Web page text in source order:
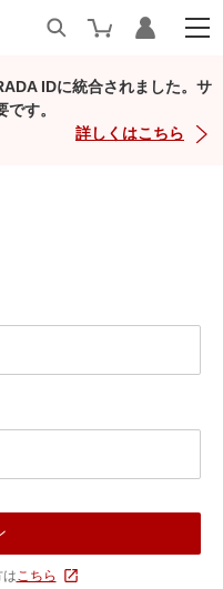
IDに統合されました。サ
す。
詳しくはこちら
こちら